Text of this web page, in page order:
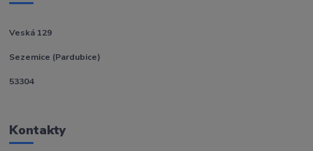
Veská 129
Sezemice (Pardubice)
53304
Kontakty